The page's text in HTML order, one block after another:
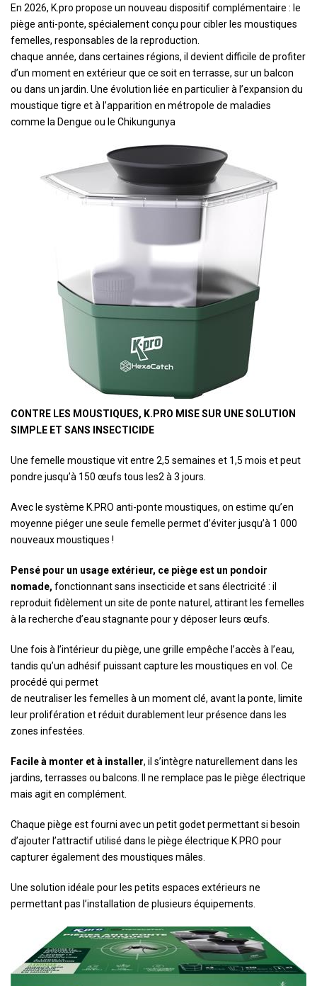
En 2026, K.pro propose un nouveau dispositif complémentaire : le
piège anti-ponte, spécialement conçu pour cibler les moustiques
femelles, responsables de la reproduction.
chaque année, dans certaines régions, il devient difficile de profiter
d’un moment en extérieur que ce soit en terrasse, sur un balcon
ou dans un jardin. Une évolution liée en particulier à l’expansion du
moustique tigre et à l’apparition en métropole de maladies
comme la Dengue ou le Chikungunya
CONTRE LES MOUSTIQUES, K.PRO MISE SUR UNE SOLUTION
SIMPLE ET SANS INSECTICIDE
Une femelle moustique vit entre 2,5 semaines et 1,5 mois et peut
pondre jusqu’à 150 œufs tous les2 à 3 jours.
Avec le système K.PRO anti-ponte moustiques, on estime qu’en
moyenne piéger une seule femelle permet d’éviter jusqu’à 1 000
nouveaux moustiques !
Pensé pour un usage extérieur, ce piège est un pondoir
nomade, fonctionnant sans insecticide et sans électricité : il
reproduit fidèlement un site de ponte naturel, attirant les femelles
à la recherche d’eau stagnante pour y déposer leurs œufs.
Une fois à l’intérieur du piège, une grille empêche l’accès à l’eau,
tandis qu’un adhésif puissant capture les moustiques en vol. Ce
procédé qui permet
de neutraliser les femelles à un moment clé, avant la ponte, limite
leur prolifération et réduit durablement leur présence dans les
zones infestées.
Facile à monter et à installer, il s’intègre naturellement dans les
jardins, terrasses ou balcons. Il ne remplace pas le piège électrique
mais agit en complément.
Chaque piège est fourni avec un petit godet permettant si besoin
d’ajouter l’attractif utilisé dans le piège électrique K.PRO pour
capturer également des moustiques mâles.
Une solution idéale pour les petits espaces extérieurs ne
permettant pas l’installation de plusieurs équipements.